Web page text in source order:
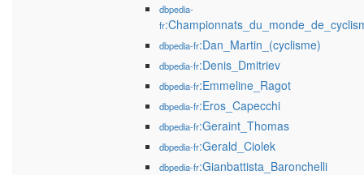
dbpedia-
fr
dbpedia-fr:Dan_Martin_(cyclisme)
dbpedia-fr:Denis_Dmitriev
dbpedia-fr:Emmeline_Ragot
dbpedia-fr:Eros_Capecchi
dbpedia-fr:Geraint_Thomas
dbpedia-fr:Gerald_Ciolek
dbpedia-fr:Gianbattista_Baronchelli